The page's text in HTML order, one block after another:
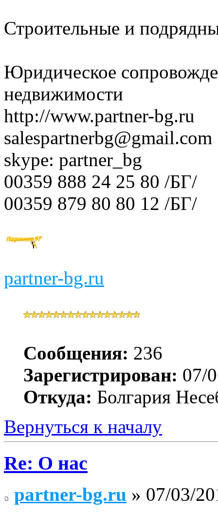
Строительные и
Юридическое
недвижимости
http://www.partner-bg.ru
salespartnerbg@gmail.com
skype: partner_bg
00359 888 24 25 80 /БГ/
00359 879 80 80 12 /БГ/
partner-bg.ru
Сообщения: 236
Зарегистрирован: 07/
Откуда: Болгария
Вернуться к началу
Re: О нас
partner-bg.ru » 07/03/